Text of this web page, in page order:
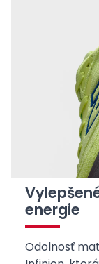
energie
Odolnosť